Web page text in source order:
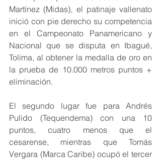
Martínez (Midas), el patinaje vallenato
inició con pie derecho su competencia
en el Campeonato Panamericano y
Nacional que se disputa en Ibagué,
Tolima, al obtener la medalla de oro en
la prueba de 10.000 metros puntos +
eliminación.
El segundo lugar fue para Andrés
Pulido (Tequendema) con una 10
puntos, cuatro menos que el
cesarense, mientras que Tomás
Vergara (Marca Caribe) ocupó el tercer